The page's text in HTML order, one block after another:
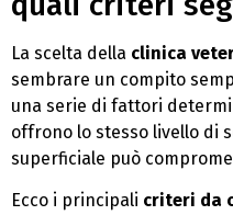
La scelta della clinica
sembrare un compito
una serie di fattori
offrono lo stesso livello di
superficiale può
Ecco i principali criteri da